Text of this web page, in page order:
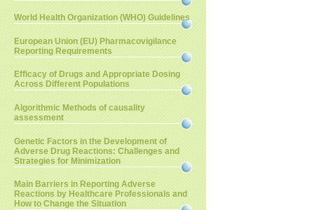
World Health Organization (WHO) Guidelines
European Union (EU) Pharmacovigilance
Reporting Requirements
Efficacy of Drugs and Appropriate Dosing
Across Different Populations
Algorithmic Methods of causality
assessment
Genetic Factors in the Development of
Adverse Drug Reactions: Challenges and
Strategies for Minimization
Main Barriers in Reporting Adverse
Reactions by Healthcare Professionals and
How to Change the Situation